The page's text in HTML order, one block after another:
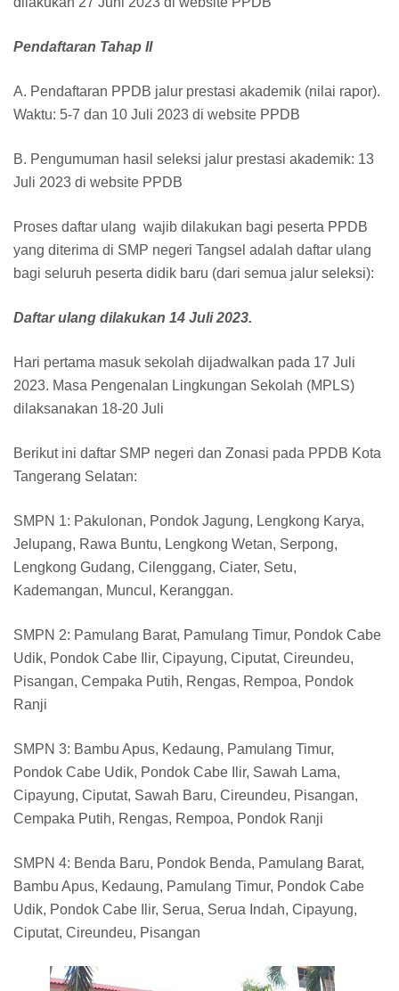
Pendaftaran Tahap II
A. Pendaftaran PPDB jalur prestasi akademik (nilai rapor).
Waktu: 5-7 dan 10 Juli 2023 di website PPDB
B. Pengumuman hasil seleksi jalur prestasi akademik: 13
Juli 2023 di website PPDB
Proses daftar ulang wajib dilakukan bagi peserta PPDB
yang diterima di SMP negeri Tangsel adalah daftar ulang
bagi seluruh peserta didik baru (dari semua jalur seleksi):
Daftar ulang dilakukan 14 Juli 2023.
Hari pertama masuk sekolah dijadwalkan pada 17 Juli
2023. Masa Pengenalan Lingkungan Sekolah (MPLS)
dilaksanakan 18-20 Juli
Berikut ini daftar SMP negeri dan Zonasi pada PPDB Kota
Tangerang Selatan:
SMPN 1: Pakulonan, Pondok Jagung, Lengkong Karya,
Jelupang, Rawa Buntu, Lengkong Wetan, Serpong,
Lengkong Gudang, Cilenggang, Ciater, Setu,
Kademangan, Muncul, Keranggan.
SMPN 2: Pamulang Barat, Pamulang Timur, Pondok Cabe
Udik, Pondok Cabe Ilir, Cipayung, Ciputat, Cireundeu,
Pisangan, Cempaka Putih, Rengas, Rempoa, Pondok
Ranji
SMPN 3: Bambu Apus, Kedaung, Pamulang Timur,
Pondok Cabe Udik, Pondok Cabe Ilir, Sawah Lama,
Cipayung, Ciputat, Sawah Baru, Cireundeu, Pisangan,
Cempaka Putih, Rengas, Rempoa, Pondok Ranji
SMPN 4: Benda Baru, Pondok Benda, Pamulang Barat,
Bambu Apus, Kedaung, Pamulang Timur, Pondok Cabe
Udik, Pondok Cabe Ilir, Serua, Serua Indah, Cipayung,
Ciputat, Cireundeu, Pisangan